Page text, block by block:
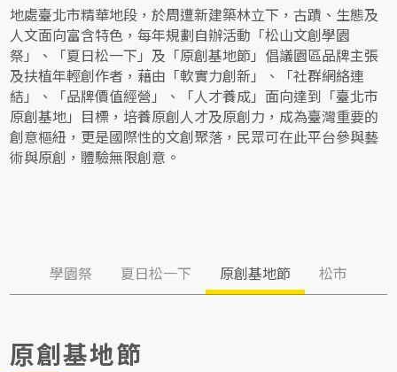
地處臺北市精華地段，於周遭新建築林立下，古蹟、生態及
人文面向富含特色，每年規劃自辦活動「松山文創學園
祭」、「夏日松一下」及「原創基地節」倡議園區品牌主張
及扶植年輕創作者，藉由「軟實力創新」、「社群網絡連
結」、「品牌價值經營」、「人才養成」面向達到「臺北市
原創基地」目標，培養原創人才及原創力，成為臺灣重要的
創意樞紐，更是國際性的文創聚落，民眾可在此平台參與藝
術與原創，體驗無限創意。
學園祭 夏日松一下 原創基地節 松市
原創基地節